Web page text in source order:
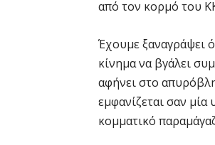
από τον κορμό του
Έχουμε ξαναγράψει
κίνημα να βγάλει
αφήνει στο
εμφανίζεται σαν
κομματικό